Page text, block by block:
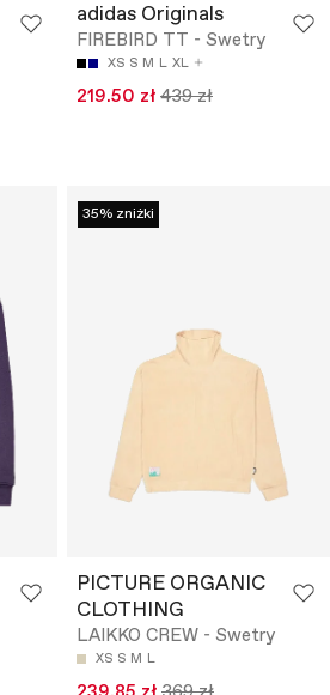
adidas Originals
FIREBIRD TT - Swetry
XS S M L XL
219.50 zł 439 zł
35% zniżki
PICTURE ORGANIC
CLOTHING
LAIKKO CREW - Swetry
XS S M L